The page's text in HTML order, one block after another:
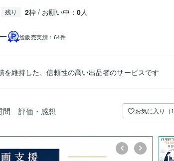
残り 2枠 / お願い中： 0人
総販売実績： 64件
を維持した、信頼性の高い出品者のサービスです
問 評価・感想 お気に入り（